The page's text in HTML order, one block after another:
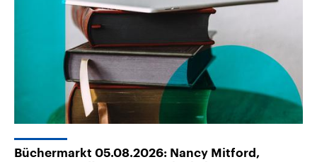
Büchermarkt 05.08.2026: Nancy Mitford,